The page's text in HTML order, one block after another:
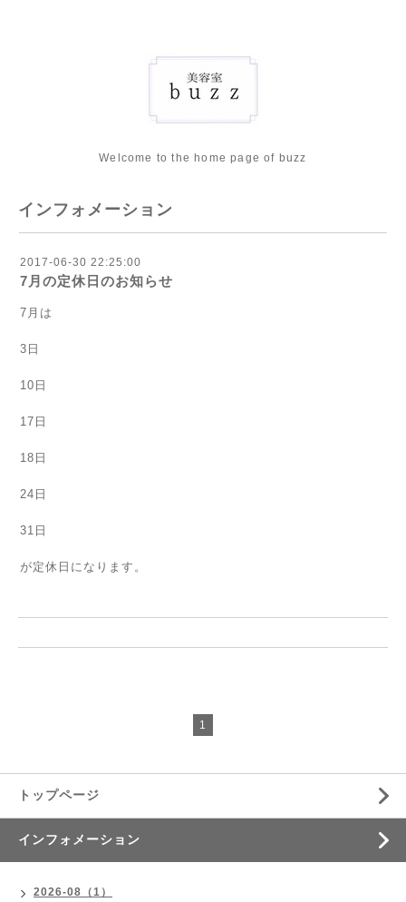
Welcome to the home page of buzz
インフォメーション
2017-06-30 22:25:00
7月の定休日のお知らせ
7月は
3日
10日
17日
18日
24日
31日
が定休日になります。
1
トップページ
インフォメーション
2026-08（1）